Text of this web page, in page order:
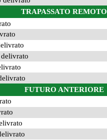
TRAPASSATO REMOTO
FUTURO ANTERIORE